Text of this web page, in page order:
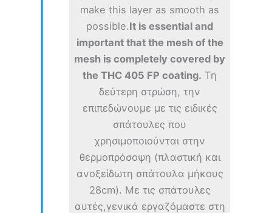
make this layer as smooth as
possible.It is essential and
important that the mesh of the
mesh is completely covered by
the THC 405 FP coating. Τη
δεύτερη στρώση, την
επιπεδώνουμε με τις ειδικές
σπάτουλες που
χρησιμοποιούνται στην
θερμοπρόσοψη (πλαστική και
ανοξείδωτη σπάτουλα μήκους
28cm). Με τις σπάτουλες
αυτές,γενικά εργαζόμαστε στη